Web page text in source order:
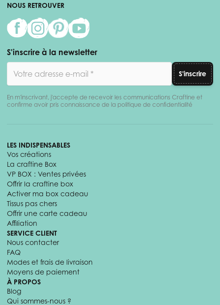
NOUS RETROUVER
S'inscrire à la newsletter
S'inscrire
En m'inscrivant, j'accepte de recevoir les communications Craftine et
confirme avoir pris connaissance de la politique de confidentialité
LES INDISPENSABLES
Vos créations
La craftine Box
VP BOX : Ventes privées
Offrir la craftine box
Activer ma box cadeau
Tissus pas chers
Offrir une carte cadeau
Affiliation
SERVICE CLIENT
Nous contacter
FAQ
Modes et frais de livraison
Moyens de paiement
À PROPOS
Blog
Qui sommes-nous ?